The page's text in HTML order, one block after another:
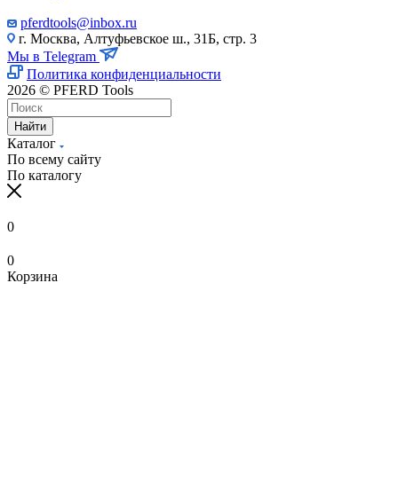
pferdtools@inbox.ru
г. Москва, Алтуфьевское ш., 31Б, стр. 3
Мы в Telegram
Политика конфиденциальности
2026 © PFERD Tools
Найти
Каталог
По всему сайту
По каталогу
0
0
Корзина